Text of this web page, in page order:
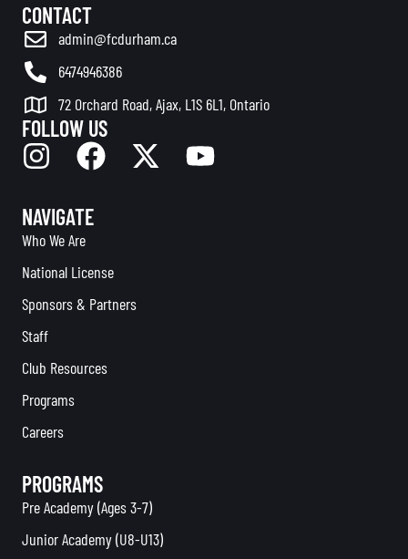
CONTACT
admin@fcdurham.ca
6474946386
72 Orchard Road, Ajax, L1S 6L1, Ontario
FOLLOW US
NAVIGATE
Who We Are
National License
Sponsors & Partners
Staff
Club Resources
Programs
Careers
PROGRAMS
Pre Academy (Ages 3-7)
Junior Academy (U8-U13)